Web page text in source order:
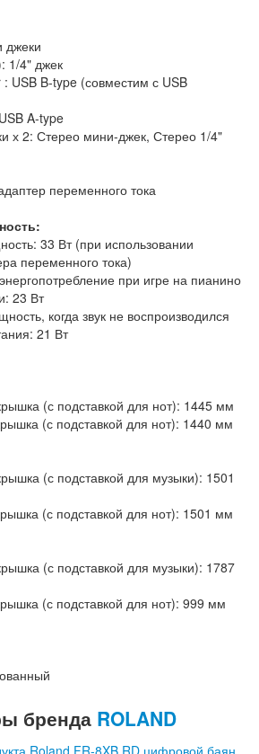
джеки
1/4" джек
USB B-type (совместим с USB
A-type
х 2: Стерео мини-джек, Стерео 1/4"
переменного тока
33 Вт (при использовании
переменного тока)
при игре на пианино
23 Вт
когда звук не воспроизводился
21 Вт
(с подставкой для нот): 1445 мм
(с подставкой для нот): 1440 мм
(с подставкой для музыки): 1501
(с подставкой для нот): 1501 мм
(с подставкой для музыки): 1787
(с подставкой для нот): 999 мм
бренда ROLAND